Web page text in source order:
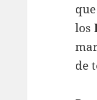
los
de